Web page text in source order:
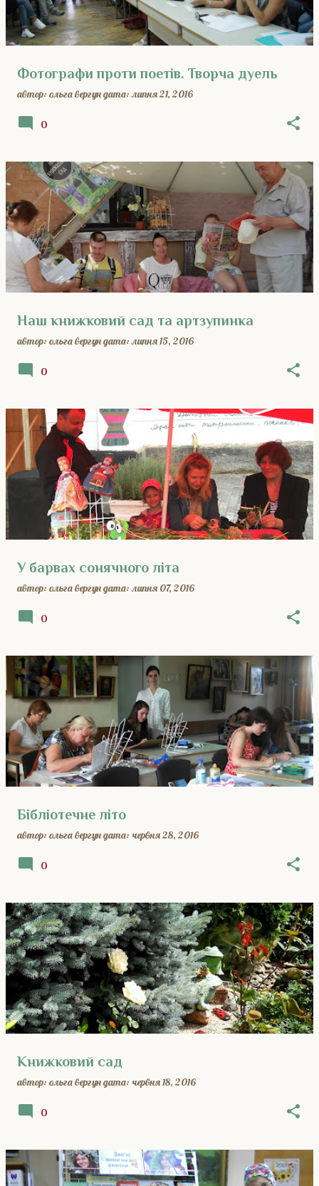
Фотографи проти поетів. Творча дуель
автор: ольга вергундата:липня 21, 2016
0
Наш книжковий сад та артзупинка
автор: ольга вергундата:липня 15, 2016
0
У барвах сонячного літа
автор: ольга вергундата:липня 07, 2016
0
Бібліотечне літо
автор: ольга вергундата: червня 28, 2016
0
Книжковий сад
автор: ольга вергундата: червня 18, 2016
0